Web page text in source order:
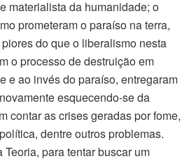
materialista da humanidade; o
prometeram o paraíso na terra,
do que o liberalismo nesta
o processo de destruição em
e ao invés do paraíso, entregaram
esquecendo-se da
contar as crises geradas por fome,
dentre outros problemas.
para tentar buscar um